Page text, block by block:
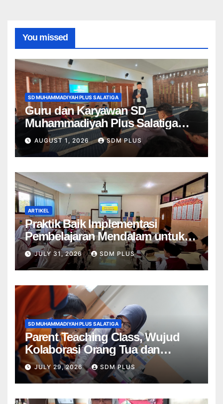
You missed
SD MUHAMMADIYAH PLUS SALATIGA
Guru dan Karyawan SD
Muhammadiyah Plus Salatiga
Ikuti Penguatan AIK, Jadikan Al-
Fatihah sebagai Landasan
Bekerja di Muhammadiyah
AUGUST 1, 2026 SDM PLUS
ARTIKEL
Praktik Baik Implementasi
Pembelajaran Mendalam untuk
Menumbuhkan Kemampuan
Bernalar Kritis di SD
Muhammadiyah Plus 1 Salatiga
JULY 31, 2026 SDM PLUS
SD MUHAMMADIYAH PLUS SALATIGA
Parent Teaching Class, Wujud
Kolaborasi Orang Tua dan
Sekolah dalam Menghadirkan
Pembelajaran Bermakna
JULY 29, 2026 SDM PLUS